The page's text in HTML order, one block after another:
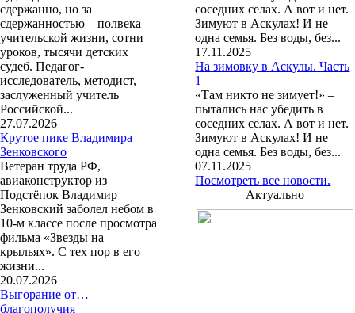
сдержанно, но за
сдержанностью – полвека
учительской жизни, сотни
уроков, тысячи детских
судеб. Педагог-
исследователь, методист,
заслуженный учитель
Российской...
27.07.2026
Крутое пике Владимира
Зенковского
Ветеран труда РФ,
авиаконструктор из
Подстёпок Владимир
Зенковский заболел небом в
10-м классе после просмотра
фильма «Звезды на
крыльях». С тех пор в его
жизни...
20.07.2026
Выгорание от…
благополучия
соседних селах. А вот и нет.
Зимуют в Аскулах! И не
одна семья. Без воды, без...
17.11.2025
На зимовку в Аскулы. Часть
1
«Там никто не зимует!» –
пытались нас убедить в
соседних селах. А вот и нет.
Зимуют в Аскулах! И не
одна семья. Без воды, без...
07.11.2025
Посмотреть все новости.
Актуально